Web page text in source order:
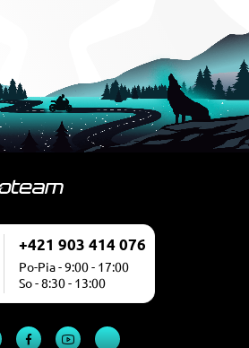
+421 903 414 076
Po-Pia - 9:00 - 17:00
So - 8:30 - 13:00